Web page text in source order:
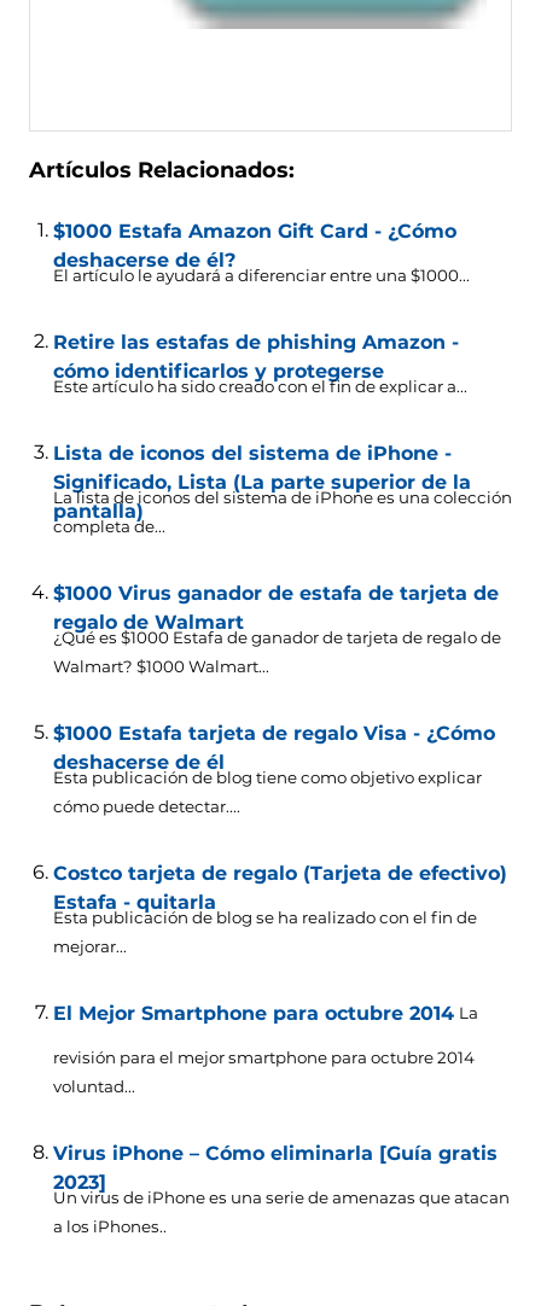
Artículos Relacionados:
$1000 Estafa Amazon Gift Card - ¿Cómo
deshacerse de él?
El artículo le ayudará a diferenciar entre una $1000...
Retire las estafas de phishing Amazon -
cómo identificarlos y protegerse
Este artículo ha sido creado con el fin de explicar a...
Lista de iconos del sistema de iPhone -
Significado, Lista (La parte superior de la
pantalla)
La lista de iconos del sistema de iPhone es una colección
completa de...
$1000 Virus ganador de estafa de tarjeta de
regalo de Walmart
¿Qué es $1000 Estafa de ganador de tarjeta de regalo de
Walmart? $1000Walmart...
$1000 Estafa tarjeta de regalo Visa - ¿Cómo
deshacerse de él
Esta publicación de blog tiene como objetivo explicar
cómo puede detectar....
Costco tarjeta de regalo (Tarjeta de efectivo)
Estafa - quitarla
Esta publicación de blog se ha realizado con el fin de
mejorar...
El Mejor Smartphone para octubre 2014 La
revisión para el mejor smartphone para octubre 2014
voluntad...
Virus iPhone – Cómo eliminarla [Guía gratis
2023]
Un virus de iPhone es una serie de amenazas que atacan
a los iPhones..